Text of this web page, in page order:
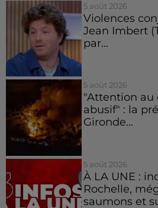
5 août 2026
Violences
Jean Imbert
par...
5 août 2026
"Attention au
abusif" : la
Gironde...
5 août 2026
À LA UNE :
Rochelle,
saumons et